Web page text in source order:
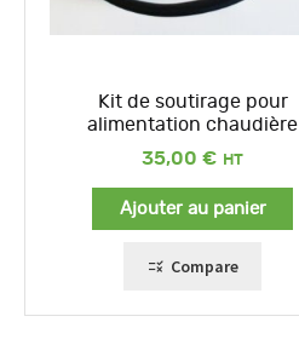
Kit de soutirage pour
alimentation chaudière
35,00 €
Ajouter au panier
Compare